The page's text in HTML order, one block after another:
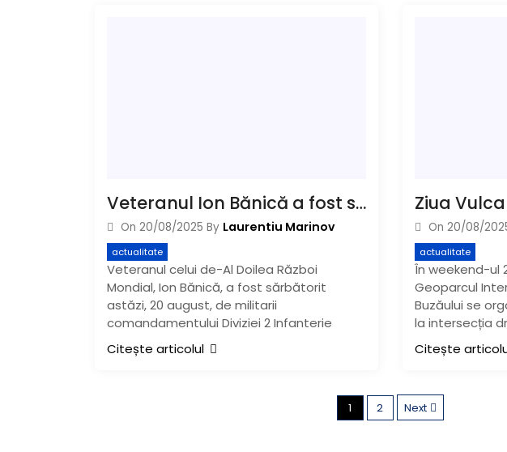
Veteranul Ion Bănică a fost sărbătorit la împlinirea vârstei de 103 ani
On 20/08/2025 By Laurentiu Marinov
actualitate
Veteranul celui de-Al Doilea Război
Mondial, Ion Bănică, a fost sărbătorit
astăzi, 20 august, de militarii
comandamentului Diviziei 2 Infanterie
Citește articolul
On 20/08/
actualitate
În weekend-ul
Geoparcul
Buzăului se
la intersecția
Citește
P
1 2 Next